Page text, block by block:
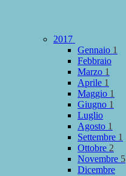
2017
Gennaio 1
Febbraio
Marzo 1
Aprile 1
Maggio 1
Giugno 1
Luglio
Agosto 1
Settembre 1
Ottobre 2
Novembre 5
Dicembre